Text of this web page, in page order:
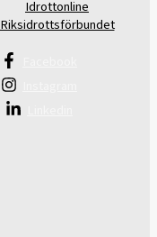
Idrottonline
Riksidrottsförbundet